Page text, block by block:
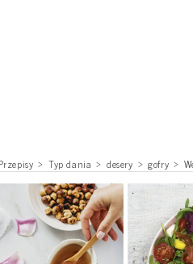
Typ dania desery gofry